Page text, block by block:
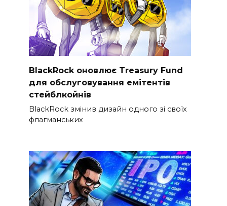
BlackRock оновлює Treasury Fund
для обслуговування емітентів
стейблкойнів
BlackRock змінив дизайн одного зі своїх
флагманських